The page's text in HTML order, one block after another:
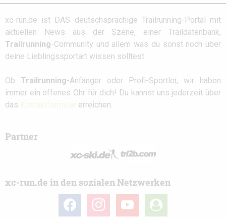
xc-run.de ist DAS deutschsprachige Trailrunning-Portal mit
aktuellen News aus der Szene, einer Traildatenbank,
Trailrunning-Community und allem was du sonst noch über
deine Lieblingssportart wissen solltest.
Ob Trailrunning-Anfänger oder Profi-Sportler, wir haben
immer ein offenes Ohr für dich! Du kannst uns jederzeit über
das Kontaktformular erreichen.
Partner
xc-run.de in den sozialen Netzwerken
facebook instagramyoutube
user-
circle